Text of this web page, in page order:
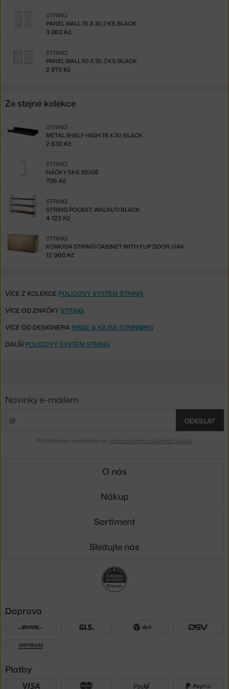
PANEL WALL 75 X 30, 2 KS, BLACK
STRING
3 060 Kč
PANEL WALL 50 X 30, 2 KS, BLACK
STRING
2 870 Kč
Ze stejné kolekce
METAL SHELF HIGH 78 X 30, BLACK
STRING
2 630 Kč
HÁČKY 5KS, BEIGE
STRING
706 Kč
STRING POCKET, WALNUT/BLACK
STRING
4 123 Kč
KOMODA STRING CABINET WITH FLIP DOOR, OAK
STRING
12 960 Kč
VÍCE Z KOLEKCE POLICOVÝ SYSTÉM STRING
VÍCE OD ZNAČKYSTRING
VÍCE OD DESIGNÉRA NISSE & KAJSA STRINNING
DALŠÍ POLICOVÝ SYSTÉM STRING
Novinky e-mailem
ODESLAT
Přihlášením souhlasíte se zpracováním osobních údajů
O nás
Nákup
Sortiment
Sledujte nás
Doprava
Platby